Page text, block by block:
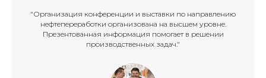
"Организация конференции и выставки по направлению
нефтепереработки организована на высшем уровне.
Презентованная информация помогает в решении
производственных задач."